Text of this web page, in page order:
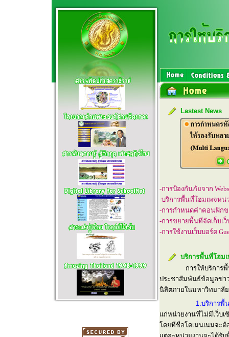
Lastest News
-การป้องกันภัยจาก
-บริการพื้นที่โฮมเพจหน่
-การกำหนดค่าคอนฟิกข
-การขยายพื้นที่จัดเก็บเ
-การใช้งานเว็บบอร์ด
บริการพื้นที่โฮม
การให้บริการ
ประชาสัมพันธ์ข้อมูลข่าว
นิสิตภายในมหาวิทยาลัย
1.บริการพื้
แก่หน่วยงานที่ไม่มีเว็บเ
โดยที่ชื่อโดเมนเนมจะ